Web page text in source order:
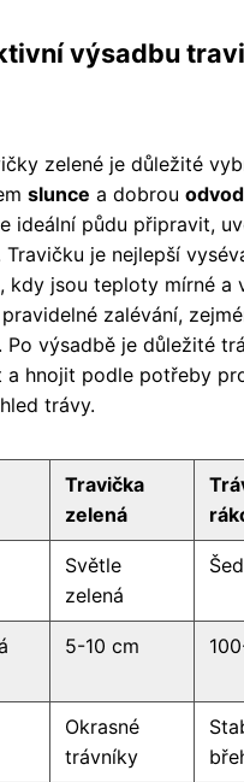
výsadbu
zelené je důležité
slunce a dobrou
ideální půdu připravit,
je nejlepší
, kdy jsou teploty mírné a
zalévání,
Po výsadbě je důležité
a hnojit podle potřeby
trávy.
Travička
zelená
Světle
zelená
5-10 cm
Okrasné
trávníky